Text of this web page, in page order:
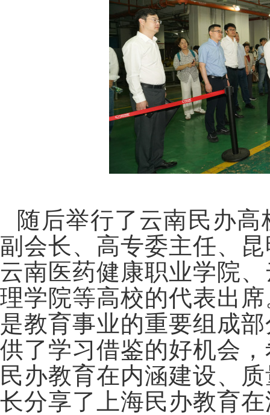
随后举行了云南民办
副会长、高专委主任、
云南医药健康职业学院
理学院等高校的代表出
是教育事业的重要组成
供了学习借鉴的好机会
民办教育在内涵建设、
长分享了上海民办教育